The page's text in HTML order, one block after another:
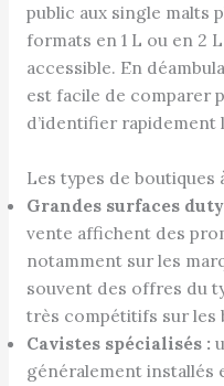
public aux single malts
formats en 1 L ou en 2
accessible. En
est facile de comparer
d’identifier rapidement
Les types de boutiques
Grandes surfaces
vente affichent des
notamment sur les
souvent des offres du
très compétitifs sur les
Cavistes spécialisés :
généralement installés